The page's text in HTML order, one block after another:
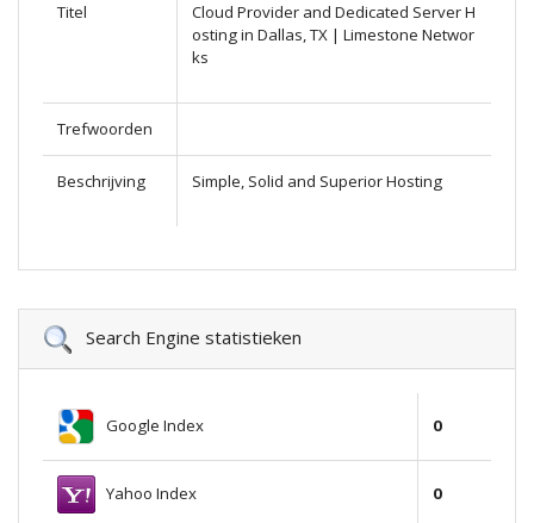
Titel
Cloud Provider and Dedicated Server H
osting in Dallas, TX | Limestone Networ
ks
Trefwoorden
Beschrijving Simple, Solid and Superior Hosting
Search Engine statistieken
Google Index 0
Yahoo Index 0